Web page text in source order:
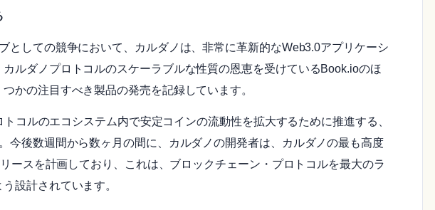
としての競争において、カルダノは、非常に革新的なWeb3.0アプリケーシ
ルダノプロトコルのスケーラブルな性質の恩恵を受けているBook.ioのほ
かの注目すべき製品の発売を記録しています。
コルのエコシステム内で安定コインの流動性を拡大するために推進する、
今後数週間から数ヶ月の間に、カルダノの開発者は、カルダノの最も高度
ースを計画しており、これは、ブロックチェーン・プロトコルを最大のラ
設計されています。